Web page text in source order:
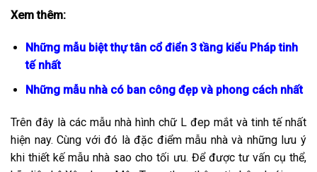
Xem thêm:
Những mẫu biệt thự tân cổ điển 3 tầng kiểu Pháp tinh
tế nhất
Những mẫu nhà có ban công đẹp và phong cách nhất
Trên đây là các mẫu nhà hình chữ L đep mắt và tinh tế nhất
hiện nay. Cùng với đó là đặc điểm mẫu nhà và những lưu ý
khi thiết kế mẫu nhà sao cho tối ưu. Để được tư vấn cụ thể,